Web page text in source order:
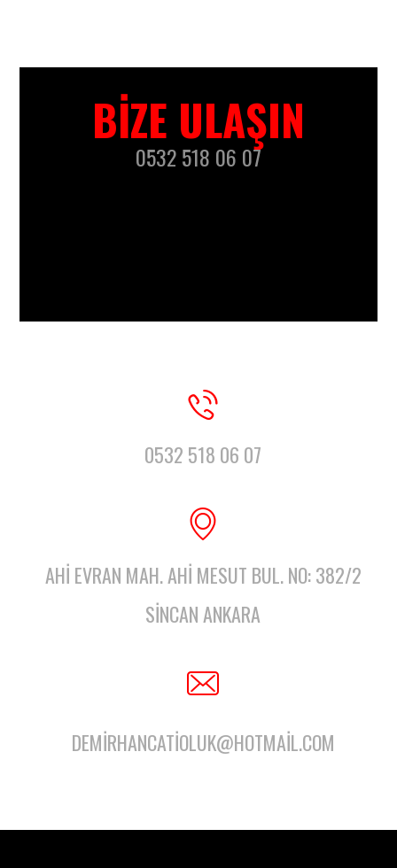
BIZE ULAŞIN
0532 518 06 07
0532 518 06 07
AHI EVRAN MAH. AHI MESUT BUL. NO: 382/2
SINCAN ANKARA
DEMIRHANCATIOLUK@HOTMAIL.COM